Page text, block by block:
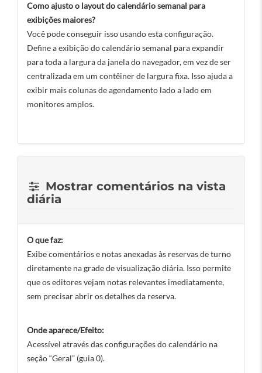
Como ajusto o layout do calendário semanal para
exibições maiores?
Você pode conseguir isso usando esta configuração.
Define a exibição do calendário semanal para expandir
para toda a largura da janela do navegador, em vez de ser
centralizada em um contêiner de largura fixa. Isso ajuda a
exibir mais colunas de agendamento lado a lado em
monitores amplos.
Mostrar comentários na vista
diária
O que faz:
Exibe comentários e notas anexadas às reservas de turno
diretamente na grade de visualização diária. Isso permite
que os editores vejam notas relevantes imediatamente,
sem precisar abrir os detalhes da reserva.
Onde aparece/Efeito:
Acessível através das configurações do calendário na
seção “Geral” (guia 0).